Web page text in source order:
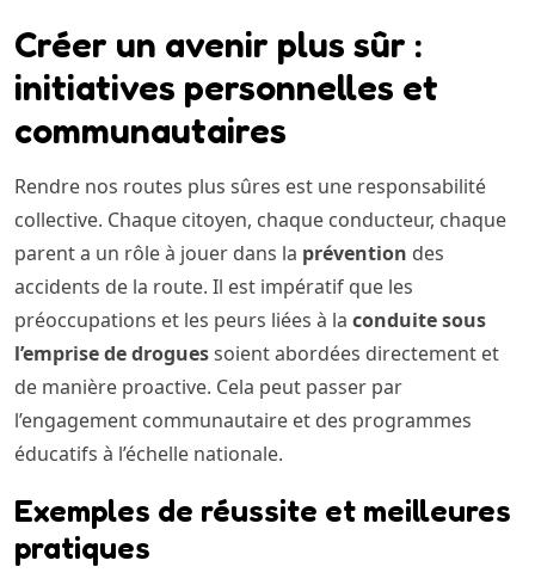
Créer un avenir plus sûr :
initiatives personnelles et
communautaires
Rendre nos routes plus sûres est une responsabilité
collective. Chaque citoyen, chaque conducteur, chaque
parent a un rôle à jouer dans la prévention des
accidents de la route. Il est impératif que les
préoccupations et les peurs liées à la conduite sous
l’emprise de droguessoient abordées directement et
de manière proactive. Cela peut passer par
l’engagement communautaire et des programmes
éducatifs à l’échelle nationale.
Exemples de réussite et meilleures
pratiques